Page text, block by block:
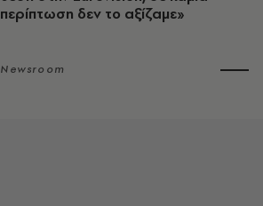
περίπτωση δεν το αξίζαμε»
Newsroom